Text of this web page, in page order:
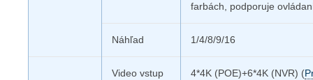
farbách, podporuje
Náhľad 1/4/8/9/16
Video vstup
4*4K (POE)+6*4K (NVR) (